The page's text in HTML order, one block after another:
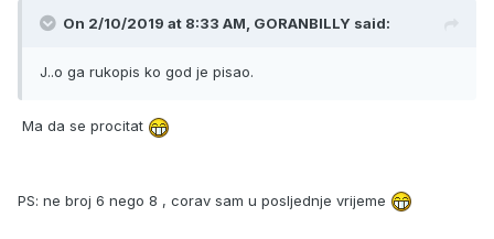
On 2/10/2019 at 8:33 AM, GORANBILLY said:
J..o ga rukopis ko god je pisao.
Ma da se procitat
PS: ne broj 6 nego 8 , corav sam u posljednje vrijeme